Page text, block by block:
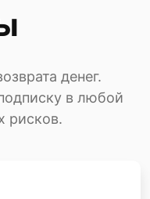
денег.
в любой
рисков.